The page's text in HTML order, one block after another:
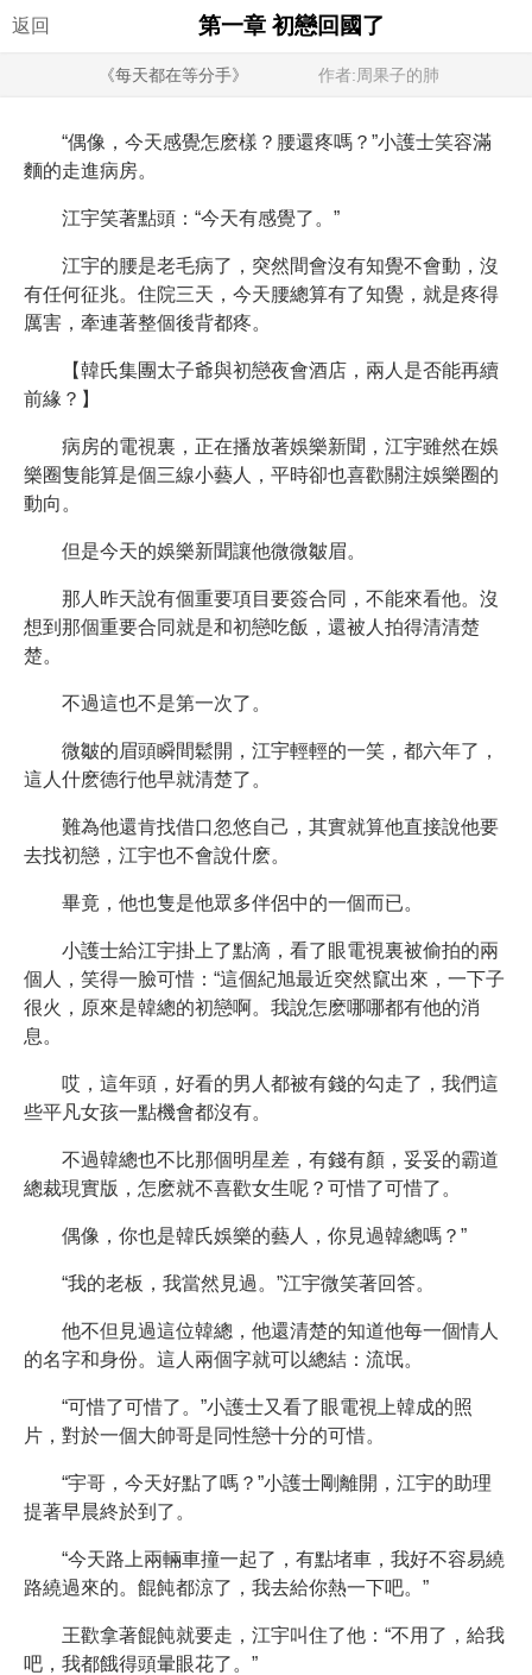
返回 第一章 初戀回國了
《每天都在等分手》 作者:周果子的肺
“偶像，今天感覺怎麽樣？腰還疼嗎？”小護士笑容滿
麵的走進病房。
江宇笑著點頭：“今天有感覺了。”
江宇的腰是老毛病了，突然間會沒有知覺不會動，沒
有任何征兆。住院三天，今天腰總算有了知覺，就是疼得
厲害，牽連著整個後背都疼。
【韓氏集團太子爺與初戀夜會酒店，兩人是否能再續
前緣？】
病房的電視裏，正在播放著娛樂新聞，江宇雖然在娛
樂圈隻能算是個三線小藝人，平時卻也喜歡關注娛樂圈的
動向。
但是今天的娛樂新聞讓他微微皺眉。
那人昨天說有個重要項目要簽合同，不能來看他。沒
想到那個重要合同就是和初戀吃飯，還被人拍得清清楚
楚。
不過這也不是第一次了。
微皺的眉頭瞬間鬆開，江宇輕輕的一笑，都六年了，
這人什麽德行他早就清楚了。
難為他還肯找借口忽悠自己，其實就算他直接說他要
去找初戀，江宇也不會說什麽。
畢竟，他也隻是他眾多伴侶中的一個而已。
小護士給江宇掛上了點滴，看了眼電視裏被偷拍的兩
個人，笑得一臉可惜：“這個紀旭最近突然竄出來，一下子
很火，原來是韓總的初戀啊。我說怎麽哪哪都有他的消
息。
哎，這年頭，好看的男人都被有錢的勾走了，我們這
些平凡女孩一點機會都沒有。
不過韓總也不比那個明星差，有錢有顏，妥妥的霸道
總裁現實版，怎麽就不喜歡女生呢？可惜了可惜了。
偶像，你也是韓氏娛樂的藝人，你見過韓總嗎？”
“我的老板，我當然見過。”江宇微笑著回答。
他不但見過這位韓總，他還清楚的知道他每一個情人
的名字和身份。這人兩個字就可以總結：流氓。
“可惜了可惜了。”小護士又看了眼電視上韓成的照
片，對於一個大帥哥是同性戀十分的可惜。
“宇哥，今天好點了嗎？”小護士剛離開，江宇的助理
提著早晨終於到了。
“今天路上兩輛車撞一起了，有點堵車，我好不容易繞
路繞過來的。餛飩都涼了，我去給你熱一下吧。”
王歡拿著餛飩就要走，江宇叫住了他：“不用了，給我
吧，我都餓得頭暈眼花了。”